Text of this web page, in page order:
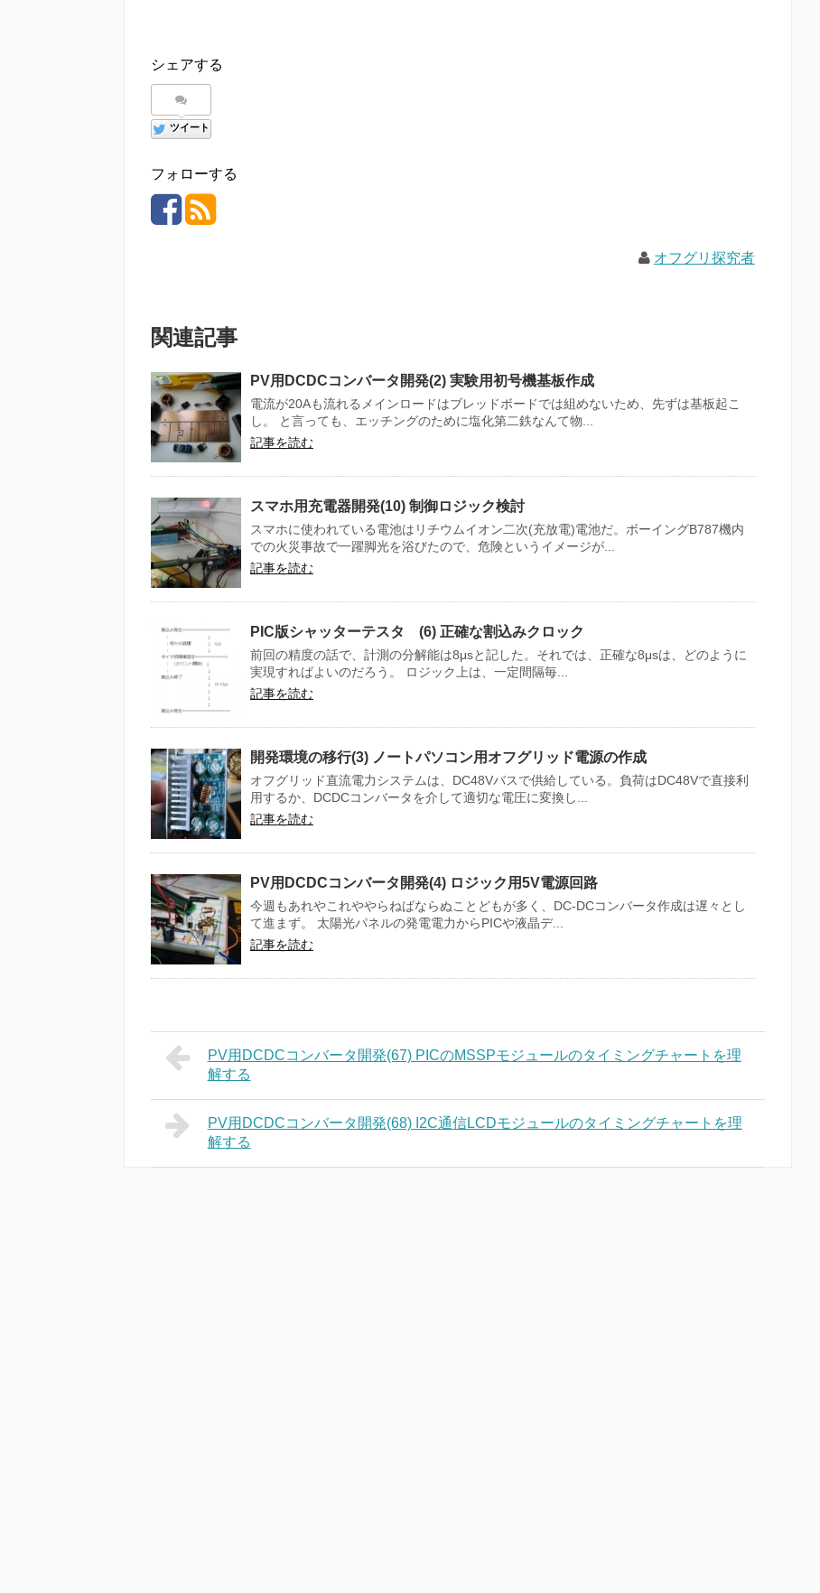
シェアする
ツイート
フォローする
オフグリ探究者
関連記事
PV用DCDCコンバータ開発(2) 実験用初号機基板作成
電流が20Aも流れるメインロードはブレッドボードでは組めないため、先ずは基板起こ
し。 と言っても、エッチングのために塩化第二鉄なんて物...
記事を読む
スマホ用充電器開発(10) 制御ロジック検討
スマホに使われている電池はリチウムイオン二次(充放電)電池だ。ボーイングB787機内
での火災事故で一躍脚光を浴びたので、危険というイメージが...
記事を読む
PIC版シャッターテスタ (6) 正確な割込みクロック
前回の精度の話で、計測の分解能は8μsと記した。それでは、正確な8μsは、どのように
実現すればよいのだろう。 ロジック上は、一定間隔毎...
記事を読む
開発環境の移行(3) ノートパソコン用オフグリッド電源の作成
オフグリッド直流電力システムは、DC48Vバスで供給している。負荷はDC48Vで直接利
用するか、DCDCコンバータを介して適切な電圧に変換し...
記事を読む
PV用DCDCコンバータ開発(4) ロジック用5V電源回路
今週もあれやこれややらねばならぬことどもが多く、DC-DCコンバータ作成は遅々とし
て進まず。 太陽光パネルの発電電力からPICや液晶デ...
記事を読む
PV用DCDCコンバータ開発(67) PICのMSSPモジュールのタイミングチャートを理
解する
PV用DCDCコンバータ開発(68) I2C通信LCDモジュールのタイミングチャートを理
解する